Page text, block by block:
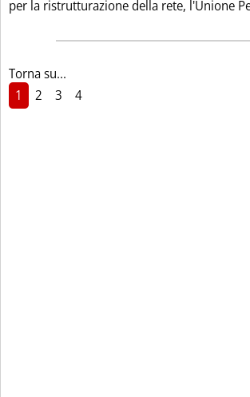
per la ristrutturazione della rete, l'Unione
Torna su...
1
2 3 4